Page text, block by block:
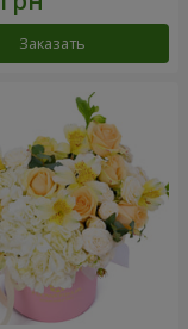
Заказать